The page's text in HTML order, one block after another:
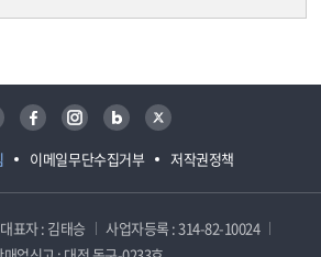
이메일무단수집거부 저작권정책
페이스북 인스타그램 블로그 트위터
대표자 : 김태승
사업자등록 : 314-82-10024